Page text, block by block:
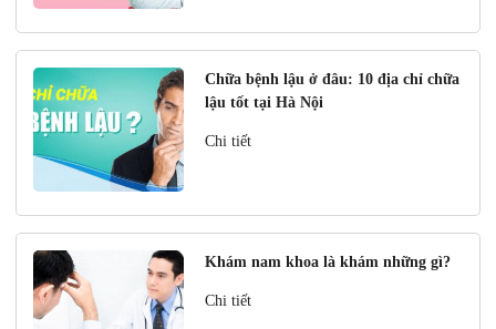
Chữa bệnh lậu ở đâu: 10 địa chỉ chữa
lậu tốt tại Hà Nội
Chi tiết
Khám nam khoa là khám những gì?
Chi tiết